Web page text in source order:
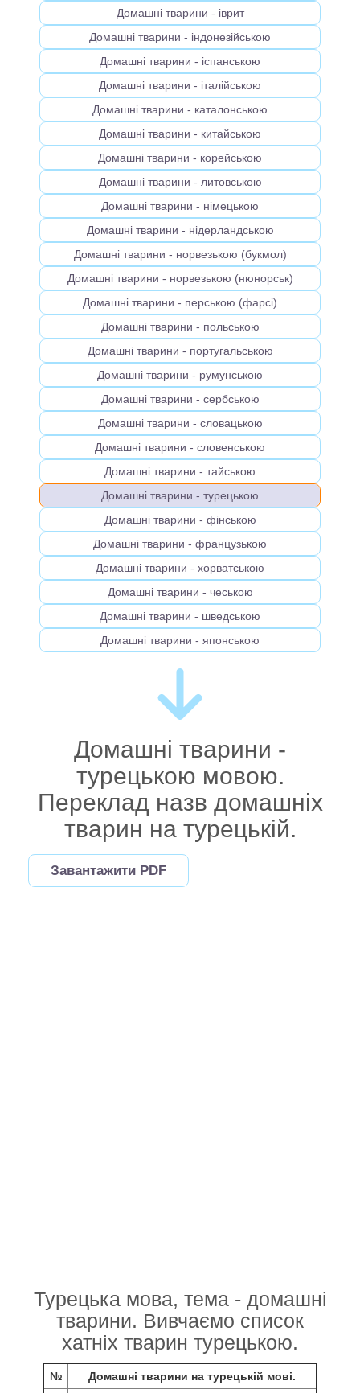
Домашні тварини - іврит
Домашні тварини - індонезійською
Домашні тварини - іспанською
Домашні тварини - італійською
Домашні тварини - каталонською
Домашні тварини - китайською
Домашні тварини - корейською
Домашні тварини - литовською
Домашні тварини - німецькою
Домашні тварини - нідерландською
Домашні тварини - норвезькою (букмол)
Домашні тварини - норвезькою (нюнорськ)
Домашні тварини - перською (фарсі)
Домашні тварини - польською
Домашні тварини - португальською
Домашні тварини - румунською
Домашні тварини - сербською
Домашні тварини - словацькою
Домашні тварини - словенською
Домашні тварини - тайською
Домашні тварини - турецькою
Домашні тварини - фінською
Домашні тварини - французькою
Домашні тварини - хорватською
Домашні тварини - чеською
Домашні тварини - шведською
Домашні тварини - японською
Домашні тварини -
турецькою мовою.
Переклад назв домашніх
тварин на турецькій.
Завантажити PDF
Турецька мова, тема - домашні
тварини. Вивчаємо список
хатніх тварин турецькою.
№ Домашні тварини на турецькій мові.